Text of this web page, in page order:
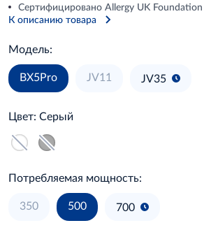
Сертифицировано Allergy UK Foundation
К описанию товара
Модель:
BX5Pro JV11 JV35
Цвет: Серый
Потребляемая мощность:
350 500 700